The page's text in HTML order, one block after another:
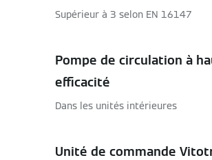
Supérieur à 3 selon EN 16147
Pompe de circulation à
efficacité
Dans les unités intérieures
Unité de commande